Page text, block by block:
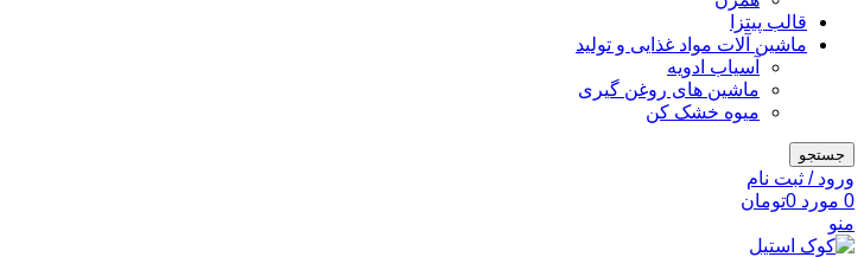
قالب پیتزا
ماشین آلات مواد غذایی و تولید
آسیاب ادویه
ماشین های روغن گیری
میوه خشک کن
جستجو
ورود / ثبت نام
0 مورد 0تومان
منو